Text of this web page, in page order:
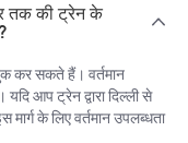
तक की ट्रेन के
कर सकते हैं। वर्तमान
आप ट्रेन द्वारा दिल्ली से
के लिए वर्तमान उपलब्धता